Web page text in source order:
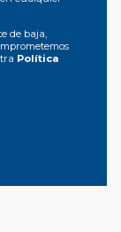
de baja,
Política